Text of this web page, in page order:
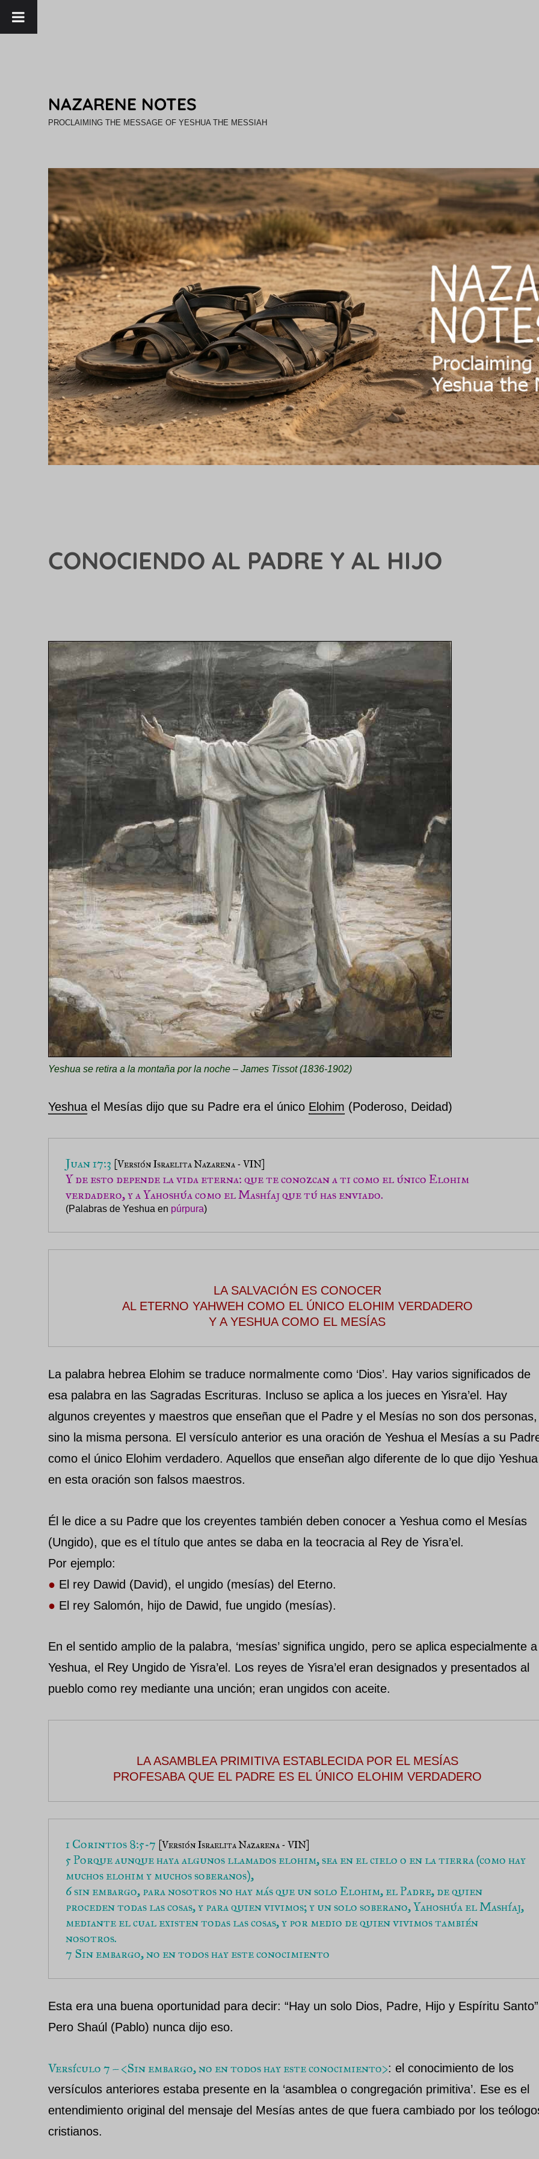
NAZARENE NOTES
PROCLAIMING THE MESSAGE OF YESHUA THE MESSIAH
CONOCIENDO AL PADRE Y AL HIJO
Yeshua se retira a la montaña por la noche – James Tissot (1836-1902)
Yeshua el Mesías dijo que su Padre era el único Elohim (Poderoso, Deidad)
Juan 17:3 [Versión Israelita Nazarena - VIN]
Y de esto depende la vida eterna: que te conozcan a ti como el único Elohim
verdadero, y a Yahoshúa como el Mashíaj que tú has enviado.
(Palabras de Yeshua en púrpura)
LA SALVACIÓN ES CONOCER
AL ETERNO YAHWEH COMO EL ÚNICO ELOHIM VERDADERO
Y A YESHUA COMO EL MESÍAS
La palabra hebrea Elohim se traduce normalmente como ‘Dios’. Hay varios significados de
esa palabra en las Sagradas Escrituras. Incluso se aplica a los jueces en Yisra’el. Hay
algunos creyentes y maestros que enseñan que el Padre y el Mesías no son dos personas,
sino la misma persona. El versículo anterior es una oración de Yeshua el Mesías a su
como el único Elohim verdadero. Aquellos que enseñan algo diferente de lo que dijo Yeshua
en esta oración son falsos maestros.
Él le dice a su Padre que los creyentes también deben conocer a Yeshua como el Mesías
(Ungido), que es el título que antes se daba en la teocracia al Rey de Yisra’el.
Por ejemplo:
● El rey Dawid (David), el ungido (mesías) del Eterno.
● El rey Salomón, hijo de Dawid, fue ungido (mesías).
En el sentido amplio de la palabra, ‘mesías’ significa ungido, pero se aplica especialmente a
Yeshua, el Rey Ungido de Yisra’el. Los reyes de Yisra’el eran designados y presentados al
pueblo como rey mediante una unción; eran ungidos con aceite.
LA ASAMBLEA PRIMITIVA ESTABLECIDA POR EL MESÍAS
PROFESABA QUE EL PADRE ES EL ÚNICO ELOHIM VERDADERO
1 Corintios 8:5-7 [Versión Israelita Nazarena - VIN]
5 Porque aunque haya algunos llamados elohim, sea en el cielo o en la tierra (como hay
muchos elohim y muchos soberanos),
6 sin embargo, para nosotros no hay más que un solo Elohim, el Padre, de quien
proceden todas las cosas, y para quien vivimos; y un solo soberano, Yahoshúa el Mashíaj,
mediante el cual existen todas las cosas, y por medio de quien vivimos también
nosotros.
7 Sin embargo, no en todos hay este conocimiento
Esta era una buena oportunidad para decir: “Hay un solo Dios, Padre, Hijo y Espíritu
Pero Shaúl (Pablo) nunca dijo eso.
Versículo 7 – <Sin embargo, no en todos hay este conocimiento>: el conocimiento de los
versículos anteriores estaba presente en la ‘asamblea o congregación primitiva’. Ese es el
entendimiento original del mensaje del Mesías antes de que fuera cambiado por los
cristianos.